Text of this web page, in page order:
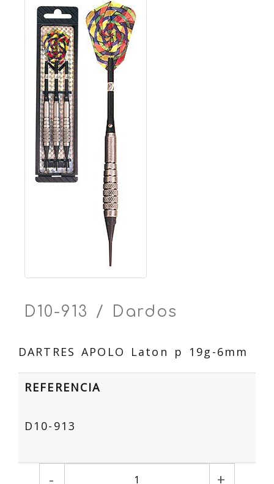
D10-913 / Dardos
DARTRES APOLO Laton p 19g-6mm
REFERENCIA
D10-913
- +